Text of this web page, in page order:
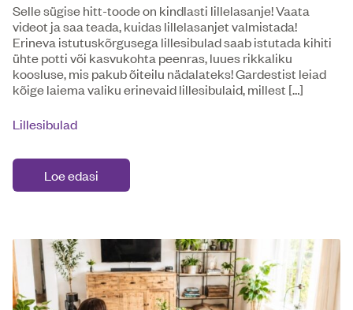
Selle sügise hitt-toode on kindlasti lillelasanje! Vaata
videot ja saa teada, kuidas lillelasanjet valmistada!
Erineva istutuskõrgusega lillesibulad saab istutada kihiti
ühte potti või kasvukohta peenras, luues rikkaliku
koosluse, mis pakub õiteilu nädalateks! Gardestist leiad
kõige laiema valiku erinevaid lillesibulaid, millest […]
Lillesibulad
Loe edasi